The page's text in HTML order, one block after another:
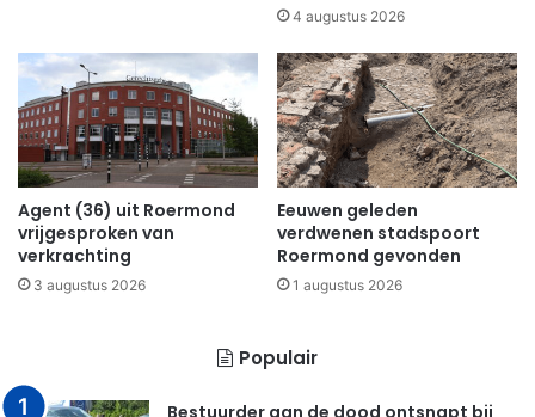
4 augustus 2026
Agent (36) uit Roermond
vrijgesproken van
verkrachting
3 augustus 2026
Eeuwen geleden
verdwenen stadspoort
Roermond gevonden
1 augustus 2026
Populair